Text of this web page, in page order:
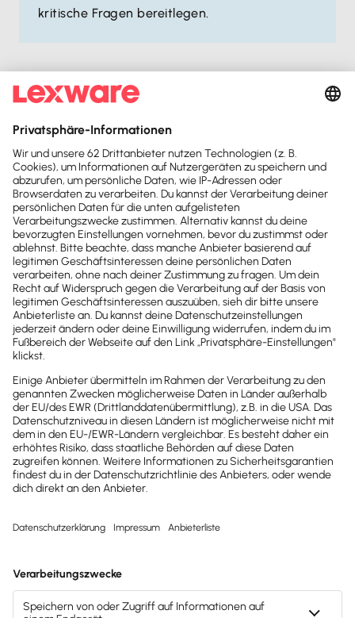
kritische Fragen bereitlegen.
unbedingt pünktlich zu deinem Pitch, denn wer zu
spät kommt, verliert sofort an Professionalität.
Ebenso wichtig ist das äußere Erscheinungsbild –
die ersten Sekunden entscheiden darüber, ob du
ernst genommen wirst oder nicht.
Welche Tools helfen beim Erstellen eines
professionellen Pitch-Decks?
Du kannst das Pitchdeck entweder selbst gestalten
oder von einem Profi erstellen lassen. Früher war es
entscheiden. Insbesondere das Design sorgte bei
vielen für Sorgenfalten auf der Stirn. Mittlerweile
gibt es allerdingszahlreiche Plattformen, die dir die
Aufgabe so einfach wie möglich gestalten.
Dazu gehören:
Canva
Envato Elements
Prezi